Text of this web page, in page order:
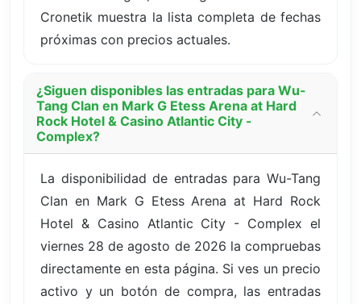
Cronetik muestra la lista completa de fechas
próximas con precios actuales.
¿Siguen disponibles las entradas para Wu-
Tang Clan en Mark G Etess Arena at Hard
Rock Hotel & Casino Atlantic City -
Complex?
La disponibilidad de entradas para Wu-Tang
Clan en Mark G Etess Arena at Hard Rock
Hotel & Casino Atlantic City - Complex el
viernes 28 de agosto de 2026 la compruebas
directamente en esta página. Si ves un precio
activo y un botón de compra, las entradas